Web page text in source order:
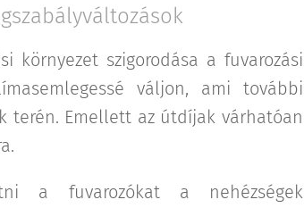
környezet szigorodása a fuvarozási
váljon, ami további
terén. Emellett az útdíjak várhatóan
a fuvarozókat a nehézségek